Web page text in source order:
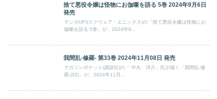
捨て悪役令嬢は怪物にお伽噺を語る 5巻 2024年9月6日
発売
マンガUP!(スクウェア・エニックス)の「捨て悪役令嬢は怪物にお
伽噺を語る 5巻」が、2024年9...
我間乱-修羅- 第33巻 2024年11月08日 発売
マガジンポケット(講談社)の「 中丸 洋介」氏が描く「我間乱-修
羅-(33)」が、2024年11月...